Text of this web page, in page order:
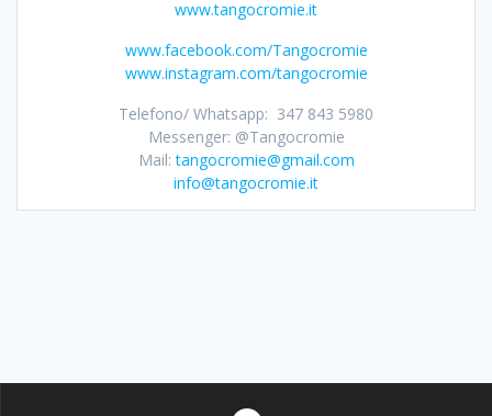
www.tangocromie.it
www.facebook.com/Tangocromie
www.instagram.com/tangocromie
Telefono/ Whatsapp: 347 843 5980
Messenger: @Tangocromie
Mail:tangocromie@gmail.com
info@tangocromie.it